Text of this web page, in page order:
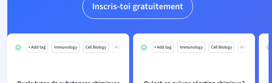
Inscris-toi gratuitement
+ Add tag Immunology Cell Biology Mo + Add tag Immunology Cell Biology Mo